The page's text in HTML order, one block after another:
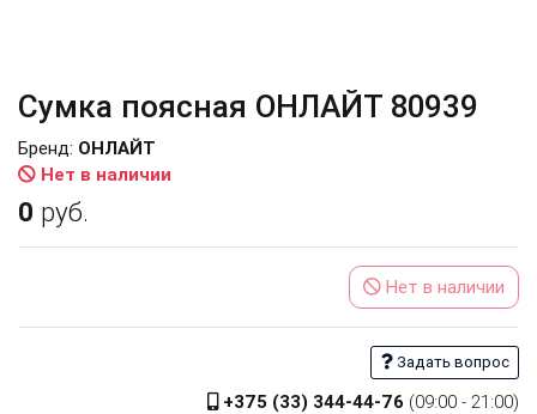
Сумка поясная ОНЛАЙТ 80939
Нет в наличии
Бренд: ОНЛАЙТ
0 руб.
Нет в наличии
Задать вопрос
+375 (33) 344-44-76 (09:00 - 21:00)